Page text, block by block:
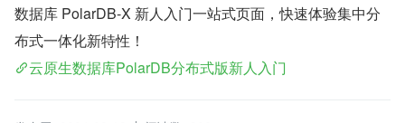
数据库 PolarDB-X 新人入门一站式页面，快速体验集中分
布式一体化新特性！
云原生数据库PolarDB分布式版新人入门